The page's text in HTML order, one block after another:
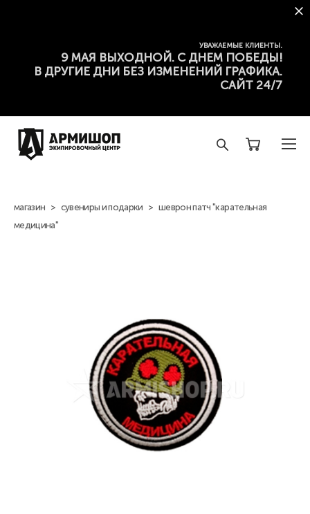
УВАЖАЕМЫЕ КЛИЕНТЫ.
9 МАЯ ВЫХОДНОЙ. С ДНЕМ ПОБЕДЫ!
В ДРУГИЕ ДНИ БЕЗ ИЗМЕНЕНИЙ ГРАФИКА.
САЙТ 24/7
магазин > сувениры и подарки > шеврон патч "карательная
медицина"